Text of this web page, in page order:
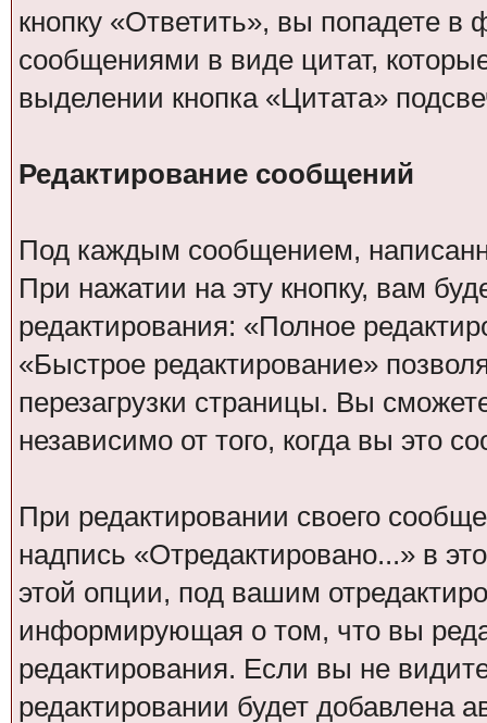
кнопку «Ответить», вы попадете в
сообщениями в виде цитат,
выделении кнопка «Цитата»
Редактирование сообщений
Под каждым сообщением,
При нажатии на эту кнопку, вам
редактирования: «Полное
«Быстрое редактирование»
перезагрузки страницы. Вы
независимо от того, когда вы это
При редактировании своего
надпись «Отредактировано...» в
этой опции, под вашим
информирующая о том, что вы
редактирования. Если вы не
редактировании будет добавлена